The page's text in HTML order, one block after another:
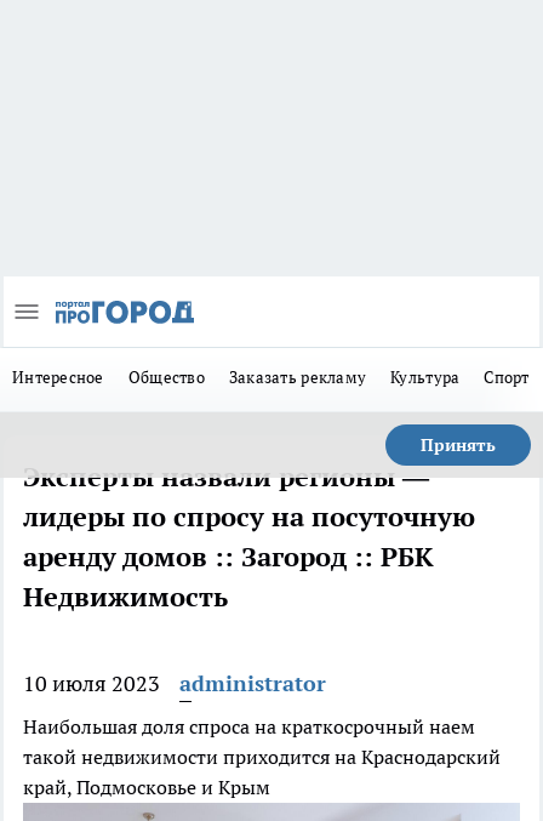
Интересное Общество Заказать рекламу Культура Спорт
Принять
Эксперты назвали регионы —
лидеры по спросу на посуточную
аренду домов :: Загород :: РБК
Недвижимость
10 июля 2023 administrator
Наибольшая доля спроса на краткосрочный наем
такой недвижимости приходится на Краснодарский
край, Подмосковье и Крым